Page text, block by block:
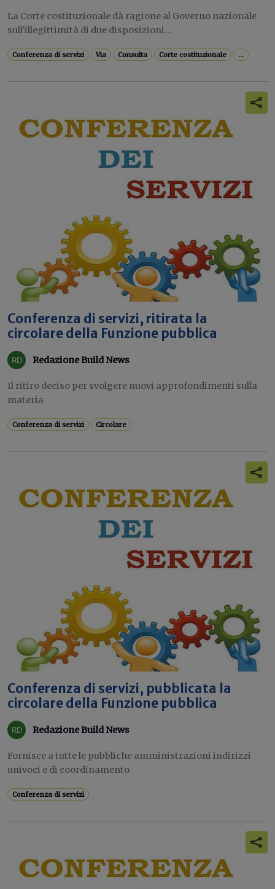
La Corte costituzionale dà ragione al Governo nazionale
sull'illegittimità di due disposizioni...
Conferenza di servizi Via Consulta Corte costituzionale ...
Conferenza di servizi, ritirata la
circolare della Funzione pubblica
Redazione Build News
Il ritiro deciso per svolgere nuovi approfondimenti sulla
materia
Conferenza di servizi Circolare
Conferenza di servizi, pubblicata la
circolare della Funzione pubblica
Redazione Build News
Fornisce a tutte le pubbliche amministrazioni indirizzi
univoci e di coordinamento
Conferenza di servizi